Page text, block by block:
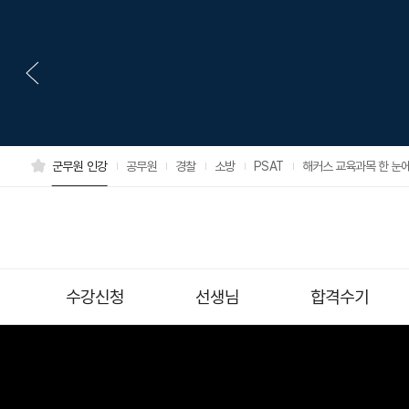
군무원 인강 공무원 경찰 소방 PSAT 해커스 교육과목 한 눈
수강신청 선생님 합격수기